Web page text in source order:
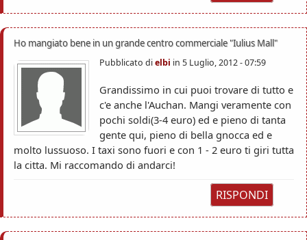
Ho mangiato bene in un grande centro commerciale "Iulius Mall"
Pubblicato dielbi in 5 Luglio, 2012 - 07:59
Grandissimo in cui puoi trovare di tutto e
c'e anche l'Auchan. Mangi veramente con
pochi soldi(3-4 euro) ed e pieno di tanta
gente qui, pieno di bella gnocca ed e
molto lussuoso. I taxi sono fuori e con 1 - 2 euro ti giri tutta
la citta. Mi raccomando di andarci!
RISPONDI